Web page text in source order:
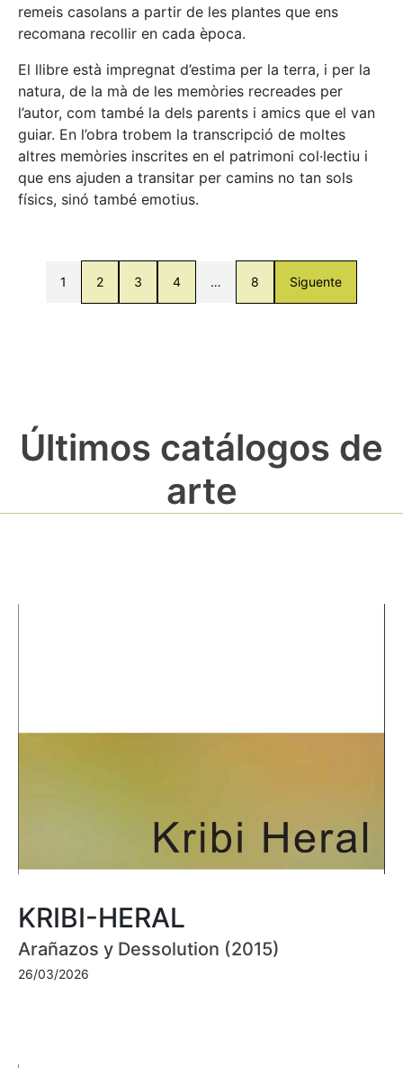
remeis casolans a partir de les plantes que ens
recomana recollir en cada època.
El llibre està impregnat d’estima per la terra, i per la
natura, de la mà de les memòries recreades per
l’autor, com també la dels parents i amics que el van
guiar. En l’obra trobem la transcripció de moltes
altres memòries inscrites en el patrimoni col·lectiu i
que ens ajuden a transitar per camins no tan sols
físics, sinó també emotius.
1 2 3 4 … 8 Siguente
Últimos catálogos de
arte
KRIBI-HERAL
Arañazos y Dessolution (2015)
26/03/2026